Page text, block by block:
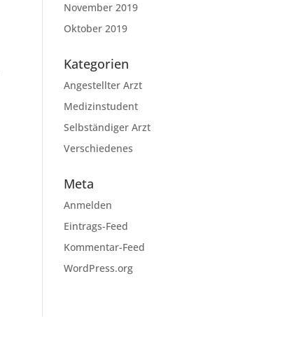
November 2019
Oktober 2019
Kategorien
Angestellter Arzt
Medizinstudent
Selbständiger Arzt
Verschiedenes
Meta
Anmelden
Eintrags-Feed
Kommentar-Feed
WordPress.org